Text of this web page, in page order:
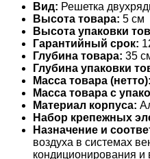
Вид: Решетка
Высота товара: 5 см
Высота упаковки
Гарантийный срок:
Глубина товара: 35
Глубина упаковки
Масса товара (нетто):
Масса товара с
Материал корпуса:
Набор крепежных
Назначение и
воздуха в системах
кондиционирования и